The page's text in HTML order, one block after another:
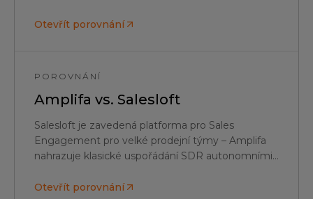
outreach.
Otevřít porovnání
POROVNÁNÍ
Amplifa vs. Salesloft
Salesloft je zavedená platforma pro Sales
Engagement pro velké prodejní týmy – Amplifa
nahrazuje klasické uspořádání SDR autonomními
Otevřít porovnání